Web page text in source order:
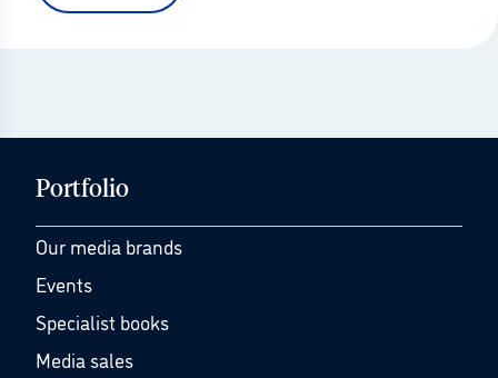
Portfolio
Our media brands
Events
Specialist books
Media sales